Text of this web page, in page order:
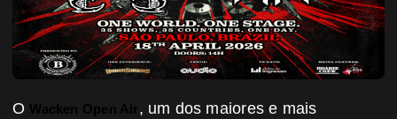
O Wacken Open Air, um dos maiores e mais